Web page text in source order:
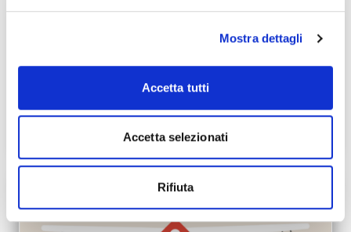
Mostra dettagli
Accetta tutti
Accetta selezionati
Rifiuta